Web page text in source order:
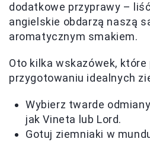
dodatkowe przyprawy –
angielskie obdarzą naszą
aromatycznym smakiem.
Oto kilka wskazówek, które
przygotowaniu idealnych
Wybierz twarde
jak Vineta lub Lord.
Gotuj ziemniaki w